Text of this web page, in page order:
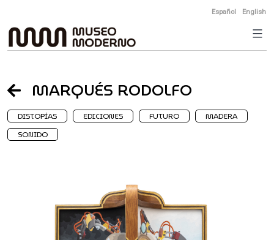
to
content
Español English
MARQUÉS RODOLFO
DISTOPÍAS EDICIONES FUTURO
MADERA
SONIDO